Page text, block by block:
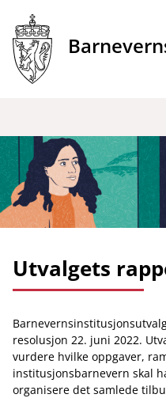
innhold
Utvalgets
resolusjon 22. juni 2022.
vurdere hvilke oppgaver,
institusjonsbarnevern skal
organisere det samlede